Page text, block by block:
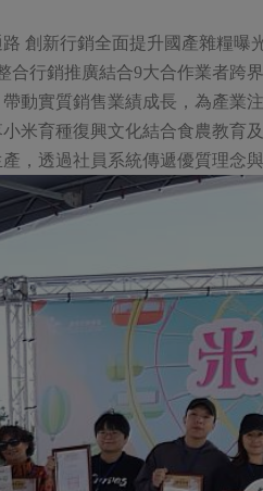
創新行銷全面提升國產雜糧曝
合行銷推廣結合9大合作業者跨
動實質銷售業績成長，為產業
米育種復興文化結合食農教育
，透過社員系統傳遞優質理念與